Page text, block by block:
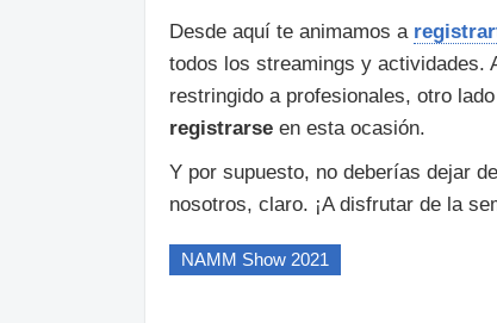
Desde aquí te animamos a
todos los streamings y actividades.
restringido a profesionales, otro
registrarse en esta ocasión.
Y por supuesto, no deberías dejar
nosotros, claro. ¡A disfrutar de la
NAMM Show 2021